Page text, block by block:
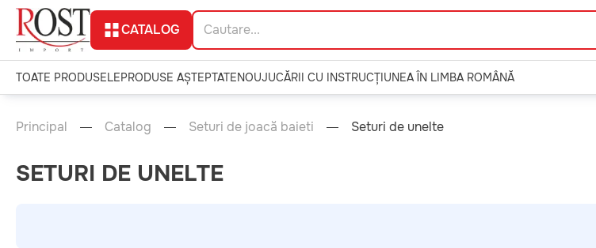
CATALOG
TOATE PRODUSELEPRODUSE AȘTEPTATENOUJUCĂRII CU INSTRUCȚIUNEA ÎN LIMBA ROMÂNĂ
Principal Catalog Seturi de joacă baieti Seturi de unelte
SETURI DE UNELTE